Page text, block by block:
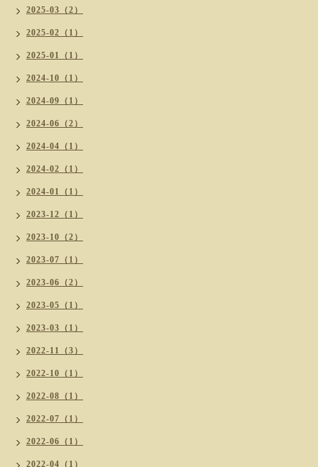
2025-03（2）
2025-02（1）
2025-01（1）
2024-10（1）
2024-09（1）
2024-06（2）
2024-04（1）
2024-02（1）
2024-01（1）
2023-12（1）
2023-10（2）
2023-07（1）
2023-06（2）
2023-05（1）
2023-03（1）
2022-11（3）
2022-10（1）
2022-08（1）
2022-07（1）
2022-06（1）
2022-04（1）